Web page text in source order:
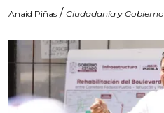
Anaid Piñas / Ciudadanía y Gobierno